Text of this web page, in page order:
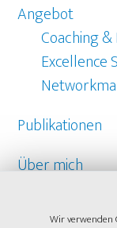
Angebot
Coaching
Excellence
Publikationen
Über mich
Wir verwenden